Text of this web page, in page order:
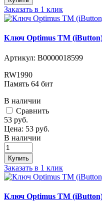
Заказать в 1 клик
Ключ Optimus ТМ
Артикул: В0000018599
RW1990
Память 64 бит
В наличии
Cравнить
53 руб.
Цена: 53 руб.
В наличии
Купить
Заказать в 1 клик
Ключ Optimus ТМ